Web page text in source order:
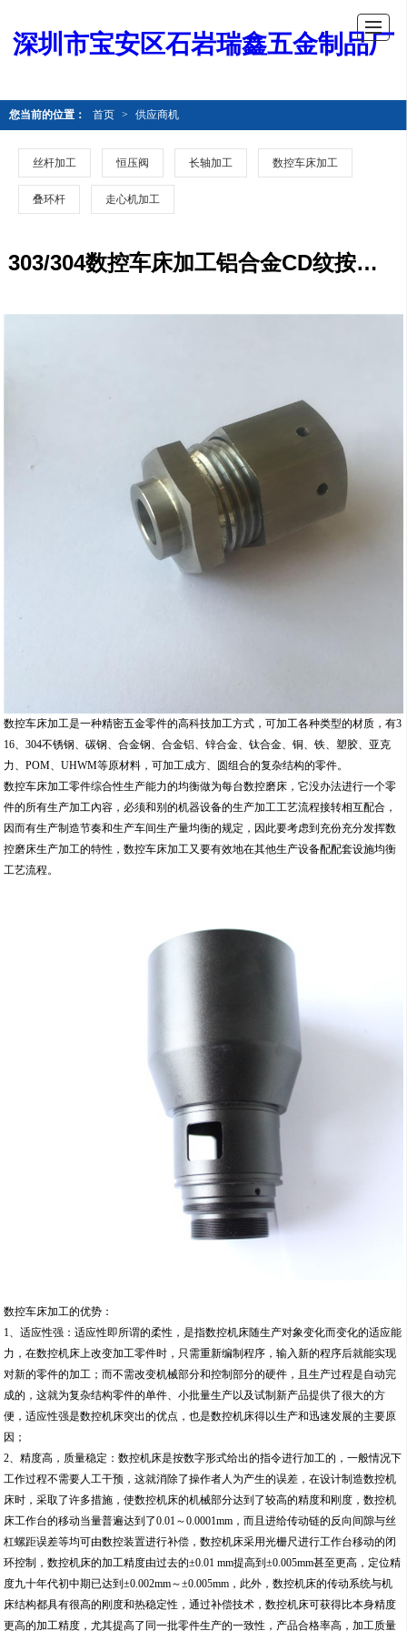
深圳市宝安区石岩瑞鑫五金制品厂
您当前的位置： 首页 > 供应商机
丝杆加工 恒压阀 长轴加工 数控车床加工
叠环杆 走心机加工
303/304数控车床加工铝合金CD纹按键 机械非标零件加工 数控车床加工 车床对外加工
数控车床加工是一种精密五金零件的高科技加工方式，可加工各种类型的材质，有3
16、304不锈钢、碳钢、合金钢、合金铝、锌合金、钛合金、铜、铁、塑胶、亚克
力、POM、UHWM等原材料，可加工成方、圆组合的复杂结构的零件。
数控车床加工零件综合性生产能力的均衡做为每台数控磨床，它没办法进行一个零
件的所有生产加工內容，必须和别的机器设备的生产加工工艺流程接转相互配合，
因而有生产制造节奏和生产车间生产量均衡的规定，因此要考虑到充份充分发挥数
控磨床生产加工的特性，数控车床加工又要有效地在其他生产设备配配套设施均衡
工艺流程。
数控车床加工的优势：
1、适应性强：适应性即所谓的柔性，是指数控机床随生产对象变化而变化的适应能
力，在数控机床上改变加工零件时，只需重新编制程序，输入新的程序后就能实现
对新的零件的加工；而不需改变机械部分和控制部分的硬件，且生产过程是自动完
成的，这就为复杂结构零件的单件、小批量生产以及试制新产品提供了很大的方
便，适应性强是数控机床突出的优点，也是数控机床得以生产和迅速发展的主要原
因；
2、精度高，质量稳定：数控机床是按数字形式给出的指令进行加工的，一般情况下
工作过程不需要人工干预，这就消除了操作者人为产生的误差，在设计制造数控机
床时，采取了许多措施，使数控机床的机械部分达到了较高的精度和刚度，数控机
床工作台的移动当量普遍达到了0.01～0.0001mm，而且进给传动链的反向间隙与丝
杠螺距误差等均可由数控装置进行补偿，数控机床采用光栅尺进行工作台移动的闭
环控制，数控机床的加工精度由过去的±0.01 mm提高到±0.005mm甚至更高，定位精
度九十年代初中期已达到±0.002mm～±0.005mm，此外，数控机床的传动系统与机
床结构都具有很高的刚度和热稳定性，通过补偿技术，数控机床可获得比本身精度
更高的加工精度，尤其提高了同一批零件生产的一致性，产品合格率高，加工质量